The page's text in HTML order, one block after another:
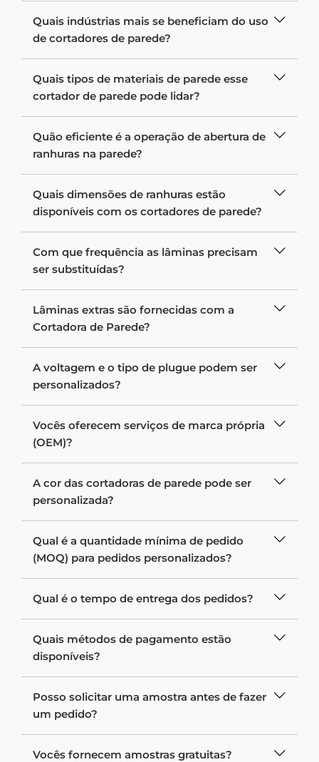
Quais indústrias mais se beneficiam do uso
de cortadores de parede?
Quais tipos de materiais de parede esse
cortador de parede pode lidar?
Quão eficiente é a operação de abertura de
ranhuras na parede?
Quais dimensões de ranhuras estão
disponíveis com os cortadores de parede?
Com que frequência as lâminas precisam
ser substituídas?
Lâminas extras são fornecidas com a
Cortadora de Parede?
A voltagem e o tipo de plugue podem ser
personalizados?
Vocês oferecem serviços de marca própria
(OEM)?
A cor das cortadoras de parede pode ser
personalizada?
Qual é a quantidade mínima de pedido
(MOQ) para pedidos personalizados?
Qual é o tempo de entrega dos pedidos?
Quais métodos de pagamento estão
disponíveis?
Posso solicitar uma amostra antes de fazer
um pedido?
Vocês fornecem amostras gratuitas?